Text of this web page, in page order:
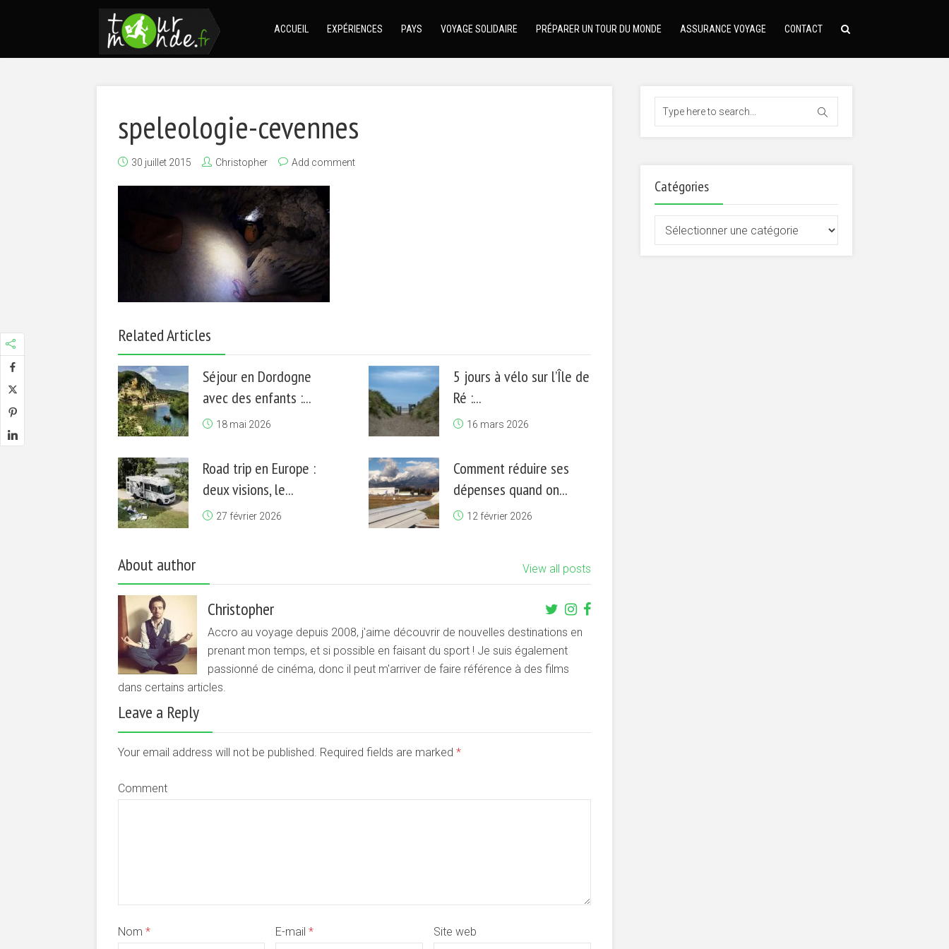
ACCUEIL EXPÉRIENCES PAYS VOYAGE SOLIDAIRE PRÉPARER UN TOUR DU MONDE ASSURANCE VOYAGE CONTACT
speleologie-cevennes
30 juillet 2015 Christopher Add comment
Related Articles
Séjour en Dordogne
avec des enfants :...
18 mai 2026
5 jours à vélo sur l’Île de
Ré :...
16 mars 2026
Road trip en Europe :
deux visions, le...
27 février 2026
Comment réduire ses
dépenses quand on...
12 février 2026
About author View all posts
Christopher
Accro au voyage depuis 2008, j'aime découvrir de nouvelles destinations en
prenant mon temps, et si possible en faisant du sport ! Je suis également
passionné de cinéma, donc il peut m'arriver de faire référence à des films
dans certains articles.
Leave a Reply
Your email address will not be published. Required fields are marked *
Comment
Nom * E-mail* Site web
Catégories